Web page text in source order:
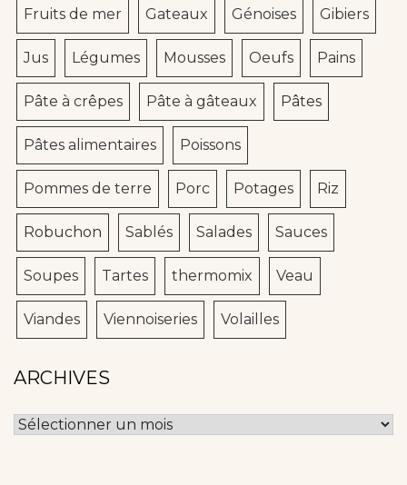
Fruits de mer Gateaux Génoises Gibiers
Jus Légumes Mousses Oeufs Pains
Pâte à crêpes Pâte à gâteaux Pâtes
Pâtes alimentaires Poissons
Pommes de terre Porc Potages Riz
Robuchon Sablés Salades Sauces
Soupes Tartes thermomix Veau
Viandes Viennoiseries Volailles
ARCHIVES
Archives